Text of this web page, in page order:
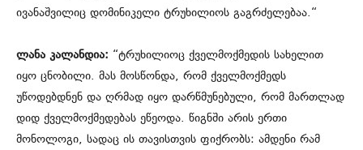
ივანაშვილიც დომინიკელი ტრუხილიოს გაგრძელებაა.“
ლანა კალანდია: “ტრუხილიოც ქველმოქმედის სახელით
იყო ცნობილი. მას მოსწონდა, რომ ქველმოქმედს
უწოდებდნენ და ღრმად იყო დარწმუნებული, რომ მართლად
დიდ ქველმოქმედებას ეწეოდა. წიგნში არის ერთი
მონოლოგი, სადაც ის თავისთვის ფიქრობს: ამდენი რამ